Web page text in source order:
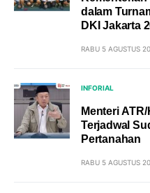
dalam
DKI Jakarta
RABU 5 AGUSTUS
INFORIAL
Menteri
Terjadwal
Pertanahan
RABU 5 AGUSTUS